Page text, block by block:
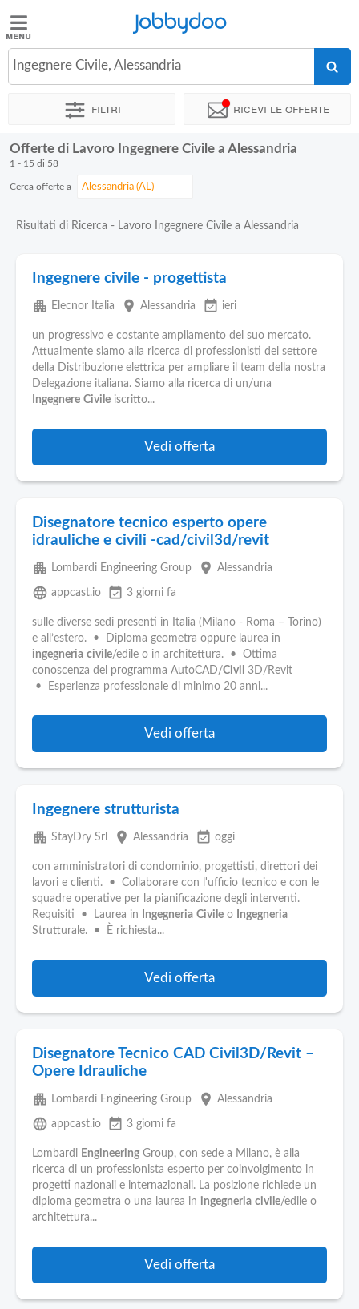
Jobbydoo
Offerte
Stipendi
professioni
Blog
Pubblica
Offerte
Area
Jobbydoo
Ingegnere Civile, Alessandria
Filtri Ricevi le offerte
Offerte di Lavoro Ingegnere Civile a Alessandria
1 - 15 di 58
Cerca offerte a
Risultati di Ricerca - Lavoro Ingegnere Civile a Alessandria
Ingegnere civile - progettista
apartment Elecnor Italia place Alessandria event_available ieri
un progressivo e costante ampliamento del suo mercato.
Attualmente siamo alla ricerca di professionisti del settore
della Distribuzione elettrica per ampliare il team della nostra
Delegazione italiana. Siamo alla ricerca di un/una
Ingegnere Civile iscritto...
Vedi offerta
Disegnatore tecnico esperto opere
idrauliche e civili -cad/civil3d/revit
apartment Lombardi Engineering Group place Alessandria
language appcast.io event_available 3 giorni fa
sulle diverse sedi presenti in Italia (Milano - Roma – Torino)
e all’estero. • Diploma geometra oppure laurea in
ingegneria civile/edile o in architettura. • Ottima
conoscenza del programma AutoCAD/Civil 3D/Revit
• Esperienza professionale di minimo 20 anni...
Vedi offerta
Ingegnere strutturista
apartment StayDry Srl place Alessandria event_available oggi
con amministratori di condominio, progettisti, direttori dei
lavori e clienti. • Collaborare con l'ufficio tecnico e con le
squadre operative per la pianificazione degli interventi.
Requisiti • Laurea in
Ingegneria Civile o
Ingegneria
Strutturale. • È richiesta...
Vedi offerta
Disegnatore Tecnico CAD Civil3D/Revit –
Opere Idrauliche
apartment Lombardi Engineering Group place Alessandria
language appcast.io event_available 3 giorni fa
Lombardi Engineering Group, con sede a Milano, è alla
ricerca di un professionista esperto per coinvolgimento in
progetti nazionali e internazionali. La posizione richiede un
diploma geometra o una laurea in ingegneria civile/edile o
architettura...
Vedi offerta